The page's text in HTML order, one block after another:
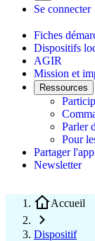
Se connecter
Fiches
Dispositifs
AGIR
Mission et
Ressources
Parler
Pour
Partager
Newsletter
Accueil
Dispositif